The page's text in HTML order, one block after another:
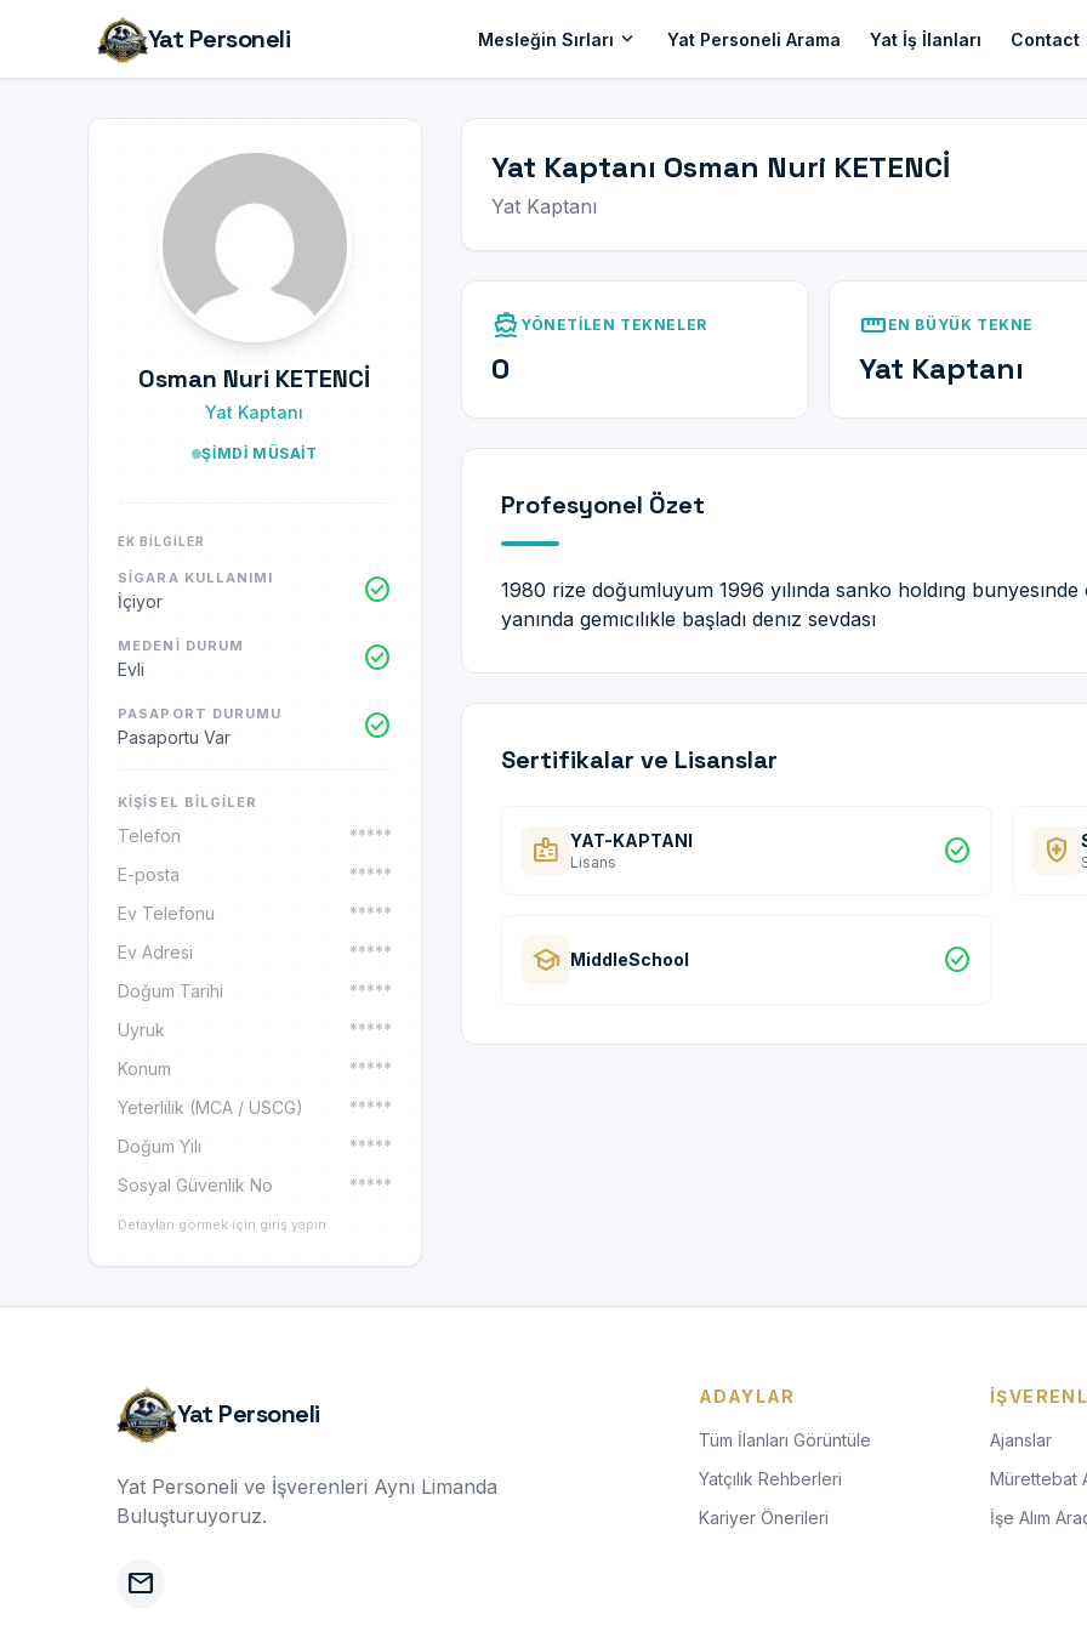
Yat Personeli Mesleğin Sırları expand_more Yat Personeli Arama Yat İş İlanları Contact
Osman Nuri KETENCİ
Yat Kaptanı
ŞIMDI MÜSAIT
EK BILGILER
SIGARA KULLANIMI
İçiyor check_circle
MEDENI DURUM
Evli check_circle
PASAPORT DURUMU
Pasaportu Var check_circle
KIŞISEL BILGILER
Telefon
*****
E-posta
*****
Ev Telefonu
*****
Ev Adresi
*****
Doğum Tarihi
*****
Uyruk
*****
Konum
*****
Yeterlilik (MCA / USCG)
*****
Doğum Yılı
*****
Sosyal Güvenlik No
*****
Detayları görmek için giriş yapın.
Yat Kaptanı Osman Nuri KETENCİ
Yat Kaptanı
directions_boat YÖNETILEN TEKNELER
0
straighten EN BÜYÜK TEKNE
Yat Kaptanı
Profesyonel Özet
1980 rize doğumluyum 1996 yılında sanko holdıng
yanında gemıcılıkle başladı denız sevdası
Sertifikalar ve Lisanslar
badge YAT-KAPTANI
Lisans check_circle health_and_safety
school MiddleSchool check_circle
Yat Personeli
Yat Personeli ve İşverenleri Aynı Limanda
Buluşturuyoruz.
mail
ADAYLAR
Tüm İlanları Görüntüle
Yatçılık Rehberleri
Kariyer Önerileri
Ajanslar
Mürettebat
İşe Alım